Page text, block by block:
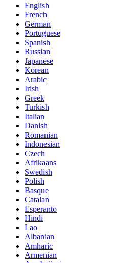
English
French
German
Portuguese
Spanish
Russian
Japanese
Korean
Arabic
Irish
Greek
Turkish
Italian
Danish
Romanian
Indonesian
Czech
Afrikaans
Swedish
Polish
Basque
Catalan
Esperanto
Hindi
Lao
Albanian
Amharic
Armenian